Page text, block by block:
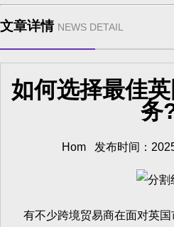
文章详情 NEWS DETAIL
如何选择最佳
务
Hom 发布时间：
有不少跨境贸易商在面对英国